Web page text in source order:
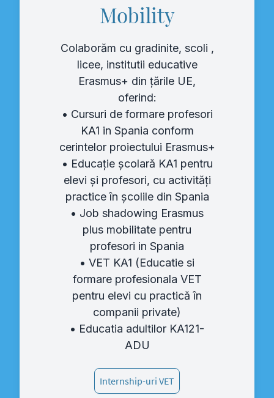
Mobility
Colaborăm cu gradinite, scoli ,
licee, institutii educative
Erasmus+ din țările UE,
oferind:
• Cursuri de formare profesori
KA1 in Spania conform
cerintelor proiectului Erasmus+
• Educație școlară KA1 pentru
elevi și profesori, cu activități
practice în școlile din Spania
• Job shadowing Erasmus
plus mobilitate pentru
profesori in Spania
• VET KA1 (Educatie si
formare profesionala VET
pentru elevi cu practică în
companii private)
• Educatia adultilor KA121-
ADU
Internship-uri VET